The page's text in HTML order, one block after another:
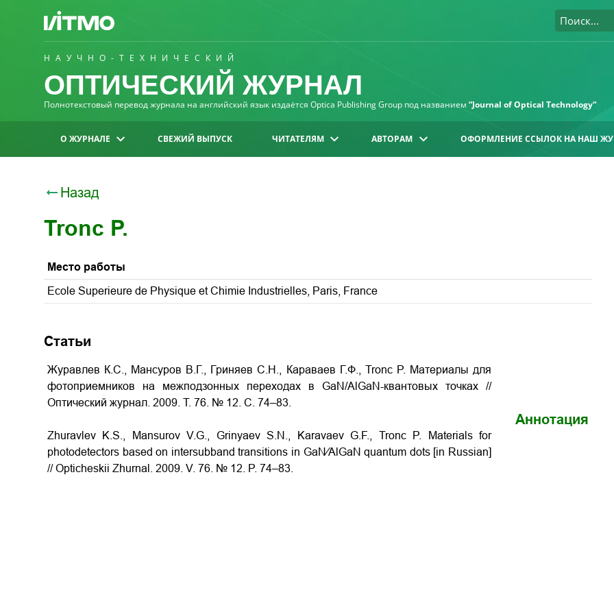
НАУЧНО-ТЕХНИЧЕСКИЙ
ОПТИЧЕСКИЙ ЖУРНАЛ
Полнотекстовый перевод журнала на английский язык издаётся Optica Publishing Group под названием “Journal of Optical Technology“
О ЖУРНАЛЕ СВЕЖИЙ ВЫПУСК ЧИТАТЕЛЯМ АВТОРАМ ОФОРМЛЕНИЕ ССЫЛОК НА НАШ
Назад
Tronc P.
Место работы
Ecole Superieure de Physique et Chimie Industrielles, Paris, France
Статьи
Журавлев К.С., Мансуров В.Г., Гриняев С.Н., Караваев Г.Ф., Tronc P. Материалы для
фотоприемников на межподзонных переходах в GaN/AlGaN-квантовых точках //
Оптический журнал. 2009. Т. 76. № 12. С. 74–83.
Zhuravlev K.S., Mansurov V.G., Grinyaev S.N., Karavaev G.F., Tronc P. Materials for
photodetectors based on intersubband transitions in GaN∕AlGaN quantum dots [in Russian]
// Opticheskii Zhurnal. 2009. V. 76. № 12. P. 74–83.
Аннотация